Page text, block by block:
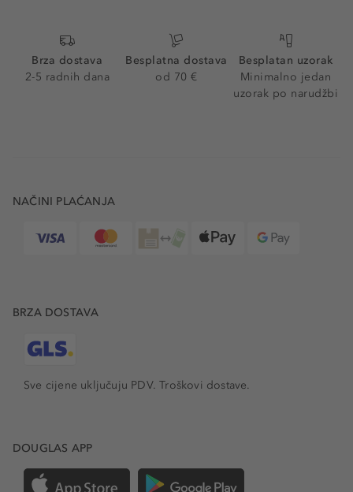
Brza dostava
2-5 radnih dana
Besplatna dostava
od 70 €
Besplatan uzorak
Minimalno jedan
uzorak po narudžbi
NAČINI PLAĆANJA
BRZA DOSTAVA
Sve cijene uključuju PDV.Troškovi dostave.
DOUGLAS APP